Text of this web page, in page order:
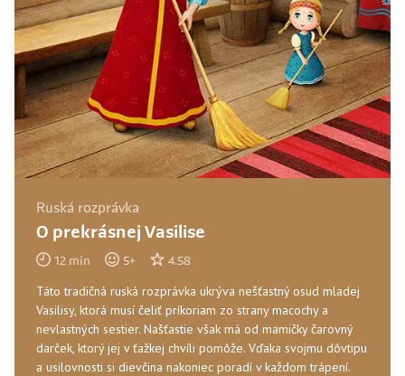
Ruská rozprávka
O prekrásnej Vasilise
12 min 5+ 4.58
Táto tradičná ruská rozprávka ukrýva nešťastný osud mladej
Vasilisy, ktorá musí čeliť príkoriam zo strany macochy a
nevlastných sestier. Našťastie však má od mamičky čarovný
darček, ktorý jej v ťažkej chvíli pomôže. Vďaka svojmu dôvtipu
a usilovnosti si dievčina nakoniec poradí v každom trápení.